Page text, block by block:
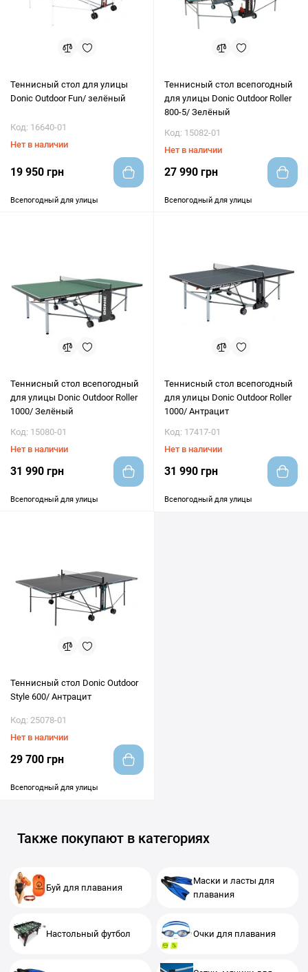
Теннисный стол для улицы
Donic Outdoor Fun/ зелёный
Код: 16640-01
Нет в наличии
19 950 грн
Всепогодный для улицы
Теннисный стол всепогодный
для улицы Donic Outdoor Roller
800-5/ Зелёный
Код: 15082-01
Нет в наличии
27 990 грн
Всепогодный для улицы
Теннисный стол всепогодный
для улицы Donic Outdoor Roller
1000/ Зелёный
Код: 15080-01
Нет в наличии
31 990 грн
Всепогодный для улицы
Теннисный стол всепогодный
для улицы Donic Outdoor Roller
1000/ Антрацит
Код: 17417-01
Нет в наличии
31 990 грн
Всепогодный для улицы
Теннисный стол Donic Outdoor
Style 600/ Антрацит
Код: 25078-01
Нет в наличии
29 700 грн
Всепогодный для улицы
Также покупают в категориях
Буй для плавания
Маски и ласты для
плавания
Настольный футбол Очки для плавания